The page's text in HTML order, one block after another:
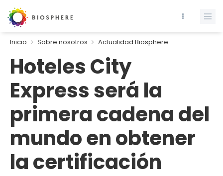
Inicio Sobre nosotros Actualidad Biosphere
Hoteles City
Express será la
primera cadena del
mundo en obtener
la certificación